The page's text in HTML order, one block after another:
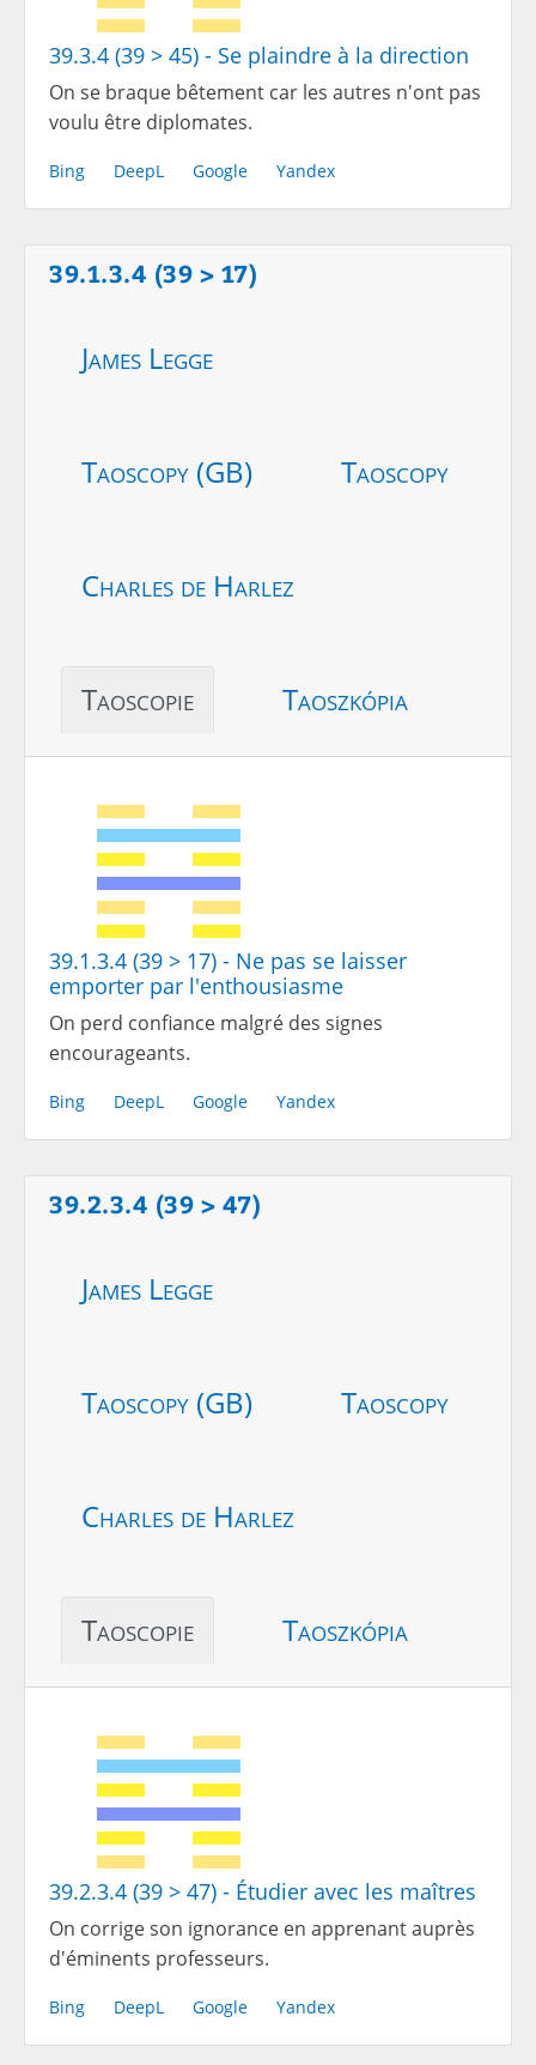
39.3.4 (39 > 45) - Se plaindre à la direction
On se braque bêtement car les autres n'ont pas
voulu être diplomates.
Bing DeepL Google Yandex
39.1.3.4 (39 > 17)
James Legge
Taoscopy (GB) Taoscopy
Charles de Harlez
Taoscopie Taoszkópia
39.1.3.4 (39 > 17) - Ne pas se laisser
emporter par l'enthousiasme
On perd confiance malgré des signes
encourageants.
Bing DeepL Google Yandex
39.2.3.4 (39 > 47)
James Legge
Taoscopy (GB) Taoscopy
Charles de Harlez
Taoscopie Taoszkópia
39.2.3.4 (39 > 47) - Étudier avec les maîtres
On corrige son ignorance en apprenant auprès
d'éminents professeurs.
Bing DeepL Google Yandex